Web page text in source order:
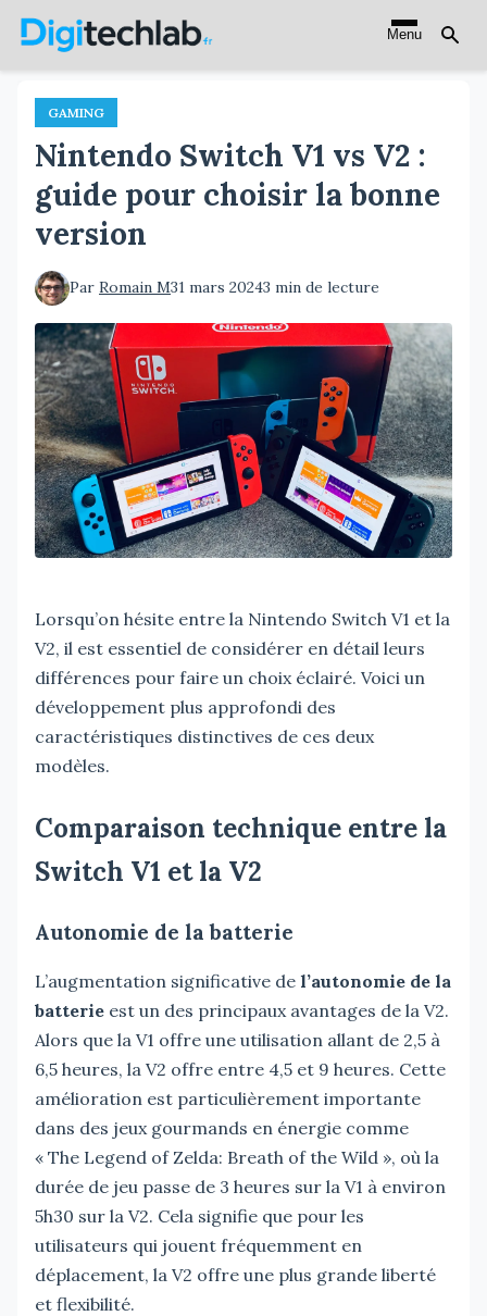
Aller
principal
Menu
GAMING
Nintendo Switch V1 vs V2 :
guide pour choisir la bonne
version
Par Romain M31 mars 20243 min de lecture
Lorsqu’on hésite entre la Nintendo Switch V1 et la
V2, il est essentiel de considérer en détail leurs
différences pour faire un choix éclairé. Voici un
développement plus approfondi des
caractéristiques distinctives de ces deux
modèles.
Comparaison technique entre la
Switch V1 et la V2
Autonomie de la batterie
L’augmentation significative de l’autonomie de la
batterie est un des principaux avantages de la V2.
Alors que la V1 offre une utilisation allant de 2,5 à
6,5 heures, la V2 offre entre 4,5 et 9 heures. Cette
amélioration est particulièrement importante
dans des jeux gourmands en énergie comme
« The Legend of Zelda: Breath of the Wild », où la
durée de jeu passe de 3 heures sur la V1 à environ
5h30 sur la V2. Cela signifie que pour les
utilisateurs qui jouent fréquemment en
déplacement, la V2 offre une plus grande liberté
et flexibilité.